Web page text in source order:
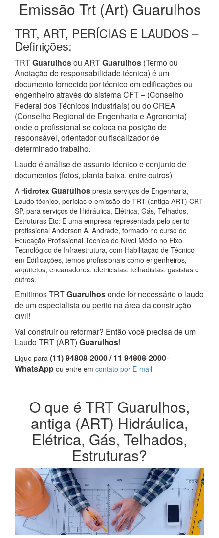
Emissão Trt (Art) Guarulhos
TRT, ART, PERÍCIAS E LAUDOS –
Definições:
TRTGuarulhosou ARTGuarulhos (Termo ou
Anotação de responsabilidade técnica) é um
documento fornecido por técnico em edificações ou
engenheiro através do sistema CFT – (Conselho
Federal dos Técnicos Industriais) ou do CREA
(Conselho Regional de Engenharia e Agronomia)
onde o profissional se coloca na posição de
responsável, orientador ou fiscalizador de
determinado trabalho.
Laudo é análise de assunto técnico e conjunto de
documentos (fotos, planta baixa, entre outros)
A Hidrotex Guarulhos presta serviços de Engenharia,
Laudo técnico, perícias e emissão de TRT (antiga ART) CRT
SP, para serviços de Hidráulica, Elétrica, Gás, Telhados,
Estruturas Etc; E uma empresa representada pelo perito
profissional Anderson A. Andrade, formado no curso de
Educação Profissional Técnica de Nível Médio no Eixo
Tecnológico de Infraestrutura, com Habilitação de Técnico
em Edificações, temos profissionais como engenheiros,
arquitetos, encanadores, eletricistas, telhadistas, gasistas e
outros.
Emitimos TRTGuarulhosonde for necessário o laudo
de um especialista ou perito na área da construção
civil!
Vai construir ou reformar? Então você precisa de um
Laudo TRT (ART) Guarulhos!
Ligue para (11) 94808-2000 / 11 94808-2000-
WhatsApp ou entre em contato por E-mail
O que é TRT Guarulhos,
antiga (ART) Hidráulica,
Elétrica, Gás, Telhados,
Estruturas?